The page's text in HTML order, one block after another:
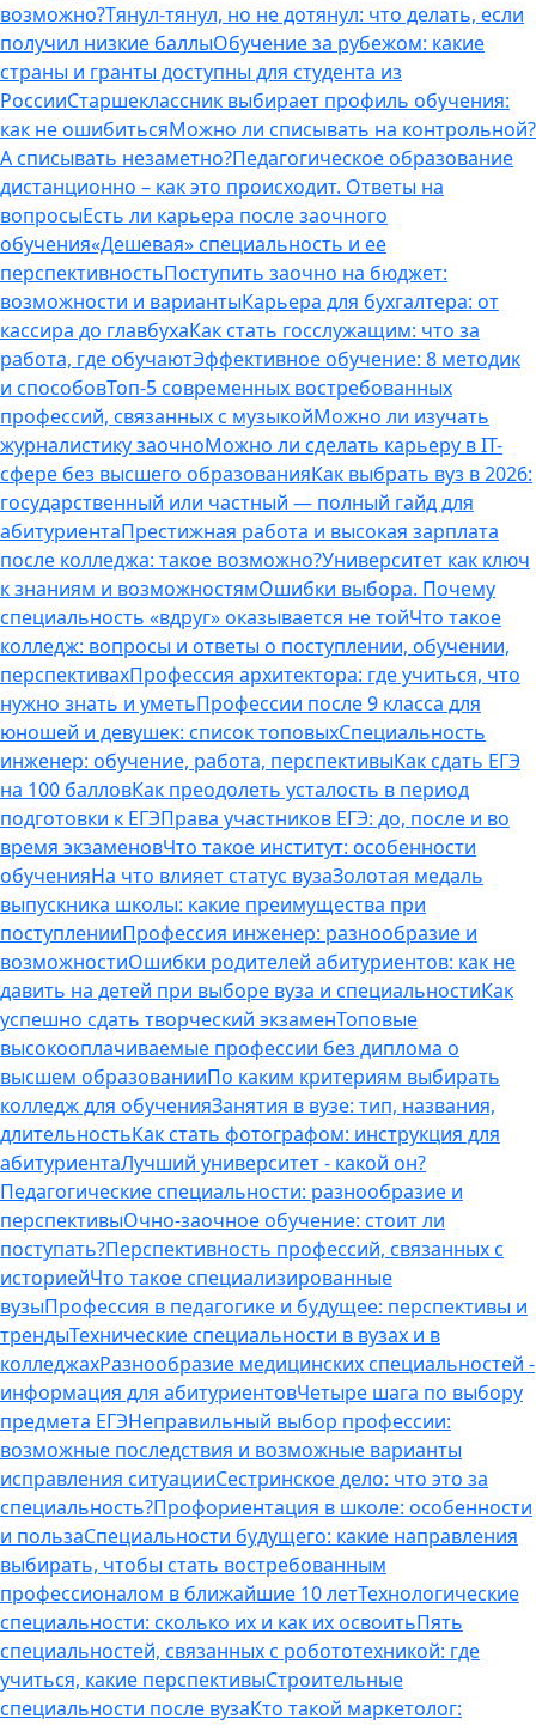
возможно?Тянул-тянул, но не дотянул: что делать, если
получил низкие баллыОбучение за рубежом: какие
страны и гранты доступны для студента из
РоссииСтаршеклассник выбирает профиль обучения:
как не ошибитьсяМожно ли списывать на контрольной?
А списывать незаметно?Педагогическое образование
дистанционно – как это происходит. Ответы на
вопросыЕсть ли карьера после заочного
обучения«Дешевая» специальность и ее
перспективностьПоступить заочно на бюджет:
возможности и вариантыКарьера для бухгалтера: от
кассира до главбухаКак стать госслужащим: что за
работа, где обучаютЭффективное обучение: 8 методик
и способовТоп-5 современных востребованных
профессий, связанных с музыкойМожно ли изучать
журналистику заочноМожно ли сделать карьеру в IT-
сфере без высшего образованияКак выбрать вуз в 2026:
государственный или частный — полный гайд для
абитуриентаПрестижная работа и высокая зарплата
после колледжа: такое возможно?Университет как ключ
к знаниям и возможностямОшибки выбора. Почему
специальность «вдруг» оказывается не тойЧто такое
колледж: вопросы и ответы о поступлении, обучении,
перспективахПрофессия архитектора: где учиться, что
нужно знать и уметьПрофессии после 9 класса для
юношей и девушек: список топовыхСпециальность
инженер: обучение, работа, перспективыКак сдать ЕГЭ
на 100 балловКак преодолеть усталость в период
подготовки к ЕГЭПрава участников ЕГЭ: до, после и во
время экзаменовЧто такое институт: особенности
обученияНа что влияет статус вузаЗолотая медаль
выпускника школы: какие преимущества при
поступленииПрофессия инженер: разнообразие и
возможностиОшибки родителей абитуриентов: как не
давить на детей при выборе вуза и специальностиКак
успешно сдать творческий экзаменТоповые
высокооплачиваемые профессии без диплома о
высшем образованииПо каким критериям выбирать
колледж для обученияЗанятия в вузе: тип, названия,
длительностьКак стать фотографом: инструкция для
абитуриентаЛучший университет - какой он?
Педагогические специальности: разнообразие и
перспективыОчно-заочное обучение: стоит ли
поступать?Перспективность профессий, связанных с
историейЧто такое специализированные
вузыПрофессия в педагогике и будущее: перспективы и
трендыТехнические специальности в вузах и в
колледжахРазнообразие медицинских специальностей -
информация для абитуриентовЧетыре шага по выбору
предмета ЕГЭНеправильный выбор профессии:
возможные последствия и возможные варианты
исправления ситуацииСестринское дело: что это за
специальность?Профориентация в школе: особенности
и пользаСпециальности будущего: какие направления
выбирать, чтобы стать востребованным
профессионалом в ближайшие 10 летТехнологические
специальности: сколько их и как их освоитьПять
специальностей, связанных с робототехникой: где
учиться, какие перспективыСтроительные
специальности после вузаКто такой маркетолог: